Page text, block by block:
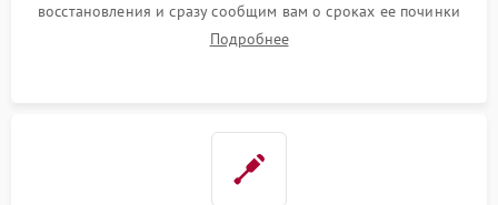
восстановления и сразу сообщим вам о сроках ее починки
Подробнее